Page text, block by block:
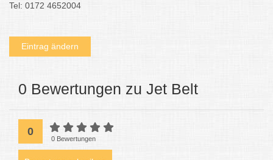
Tel: 0172 4652004
Eintrag ändern
0 Bewertungen zu Jet Belt
0
0 Bewertungen